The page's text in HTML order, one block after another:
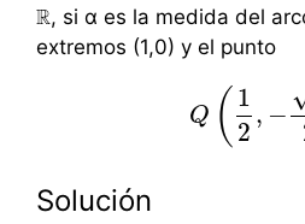
, si α es la medida del
extremos (1,0) y el punto
Q ( 1
2
, −
Q(1 2 ,− 3
Solución